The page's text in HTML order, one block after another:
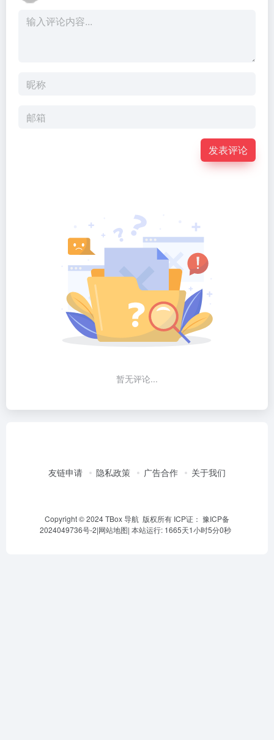
发表评论
暂无评论...
友链申请 隐私政策 广告合作 关于我们
Copyright © 2024 TBox 导航 版权所有 ICP证： 豫ICP备
2024049736号-2|网站地图| 本站运行: 1665天1小时5分1秒